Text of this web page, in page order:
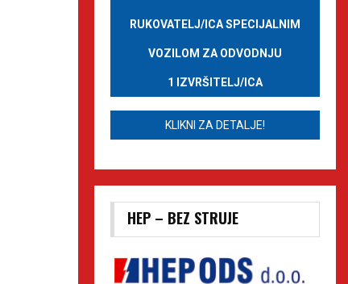
RUKOVATELJ/ICA SPECIJALNIM
VOZILOM ZA ODVODNJU
1 IZVRŠITELJ/ICA
KLIKNI ZA DETALJE!
HEP – BEZ STRUJE